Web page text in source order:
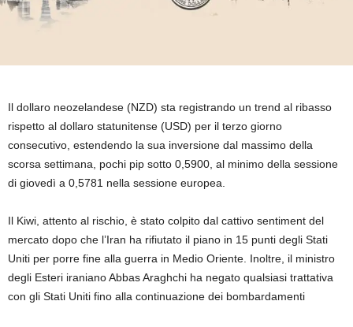
Il dollaro neozelandese (NZD) sta registrando un trend al ribasso
rispetto al dollaro statunitense (USD) per il terzo giorno
consecutivo, estendendo la sua inversione dal massimo della
scorsa settimana, pochi pip sotto 0,5900, al minimo della sessione
di giovedì a 0,5781 nella sessione europea.
Il Kiwi, attento al rischio, è stato colpito dal cattivo sentiment del
mercato dopo che l’Iran ha rifiutato il piano in 15 punti degli Stati
Uniti per porre fine alla guerra in Medio Oriente. Inoltre, il ministro
degli Esteri iraniano Abbas Araghchi ha negato qualsiasi trattativa
con gli Stati Uniti fino alla continuazione dei bombardamenti